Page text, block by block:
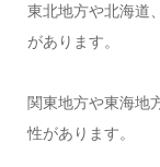
東北地方や北海道
があります。
関東地方や東海地
性があります。